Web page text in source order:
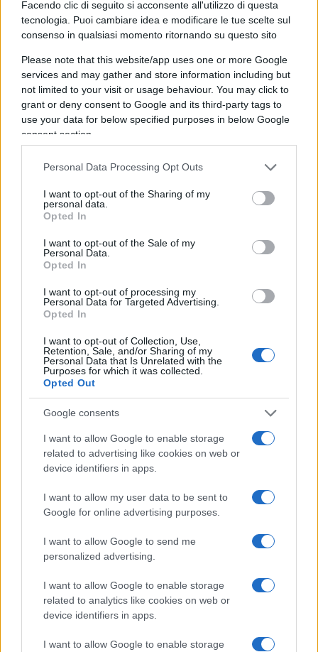
Facendo clic di seguito si acconsente all'utilizzo di questa
tecnologia. Puoi cambiare idea e modificare le tue scelte sul
consenso in qualsiasi momento ritornando su questo sito
Please note that this website/app uses one or more Google
services and may gather and store information including but
not limited to your visit or usage behaviour. You may click to
grant or deny consent to Google and its third-party tags to
use your data for below specified purposes in below Google
consent section.
Personal Data Processing Opt Outs
I want to opt-out of the Sharing of my
personal data.
Opted In
I want to opt-out of the Sale of my
Personal Data.
Opted In
I want to opt-out of processing my
Personal Data for Targeted Advertising.
Opted In
I want to opt-out of Collection, Use,
Retention, Sale, and/or Sharing of my
Personal Data that Is Unrelated with the
Purposes for which it was collected.
Opted Out
Google consents
I want to allow Google to enable storage
related to advertising like cookies on web or
device identifiers in apps.
I want to allow my user data to be sent to
Google for online advertising purposes.
I want to allow Google to send me
personalized advertising.
I want to allow Google to enable storage
related to analytics like cookies on web or
device identifiers in apps.
I want to allow Google to enable storage
come arrivare a fine del mese e sarebbero
disposti a lavorare nei campi anche
fino ad oggi.
Per questo la proposta del Ministro
dell’agricolturaTeresa Bellanovache ha
affermato: “ritengo fondamentale nella fase
emergenziale regolarizzare gli extracomunitari che
ricevano offerte di lavoro”, è sbagliata. Invece di
regolarizzare gli immigrati clandestini,
occorrerebbe trovare soluzioni prioritarie per fare
in modo che i milioni di cittadini italiani che
che già oggi sono senza occupazione, possano
avere nuove opportunità e in tal senso il settore
dell’agricoltura può rappresentare un’occasione
importante.
È evidente che con la scusa dell’emergenza
Coronavirus si cerchi di far approvare una
decisione di carattere politico di cui si parlava già
da tempo senza che però vi sia la necessità come
spiega il presidente di Coldiretti Ettore Pandini.
Nonostante le associazioni parlino di una carenza
di manodopera stagionale tra le 270 e le 350 mila
unità, lo strumento più logico da adottare sarebbe
quello deivoucher, in un solo giorno la
raccolto «più di 500 richieste di cassintegrati e
disoccupati per venire a lavorare nelle nostre